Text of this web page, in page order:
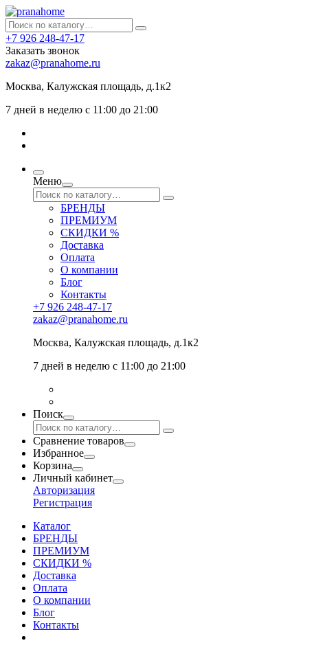
+7 926 248-47-17
Заказать звонок
zakaz@pranahome.ru
Москва, Калужская площадь, д.1к2
7 дней в неделю с 11:00 до 21:00
Меню
БРЕНДЫ
ПРЕМИУМ
СКИДКИ %
Доставка
Оплата
О компании
Блог
Контакты
+7 926 248-47-17
zakaz@pranahome.ru
Москва, Калужская площадь, д.1к2
7 дней в неделю с 11:00 до 21:00
Поиск
Сравнение товаров
Избранное
Корзина
Личный кабинет
Авторизация
Регистрация
Каталог
БРЕНДЫ
ПРЕМИУМ
СКИДКИ %
Доставка
Оплата
О компании
Блог
Контакты